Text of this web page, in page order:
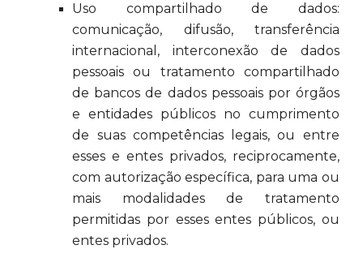
Uso compartilhado de dados:
comunicação, difusão, transferência
internacional, interconexão de dados
pessoais ou tratamento compartilhado
de bancos de dados pessoais por órgãos
e entidades públicos no cumprimento
de suas competências legais, ou entre
esses e entes privados, reciprocamente,
com autorização específica, para uma ou
mais modalidades de tratamento
permitidas por esses entes públicos, ou
entes privados.